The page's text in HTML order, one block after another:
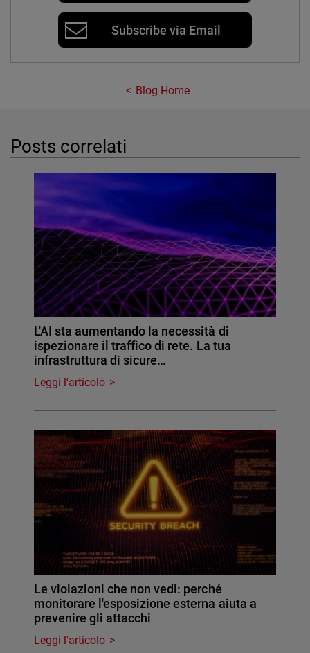
Subscribe via Email
Blog Home
Posts correlati
L'AI sta aumentando la necessità di
ispezionare il traffico di rete. La tua
infrastruttura di sicure…
Leggi l'articolo
Le violazioni che non vedi: perché
monitorare l'esposizione esterna aiuta a
prevenire gli attacchi
Leggi l'articolo